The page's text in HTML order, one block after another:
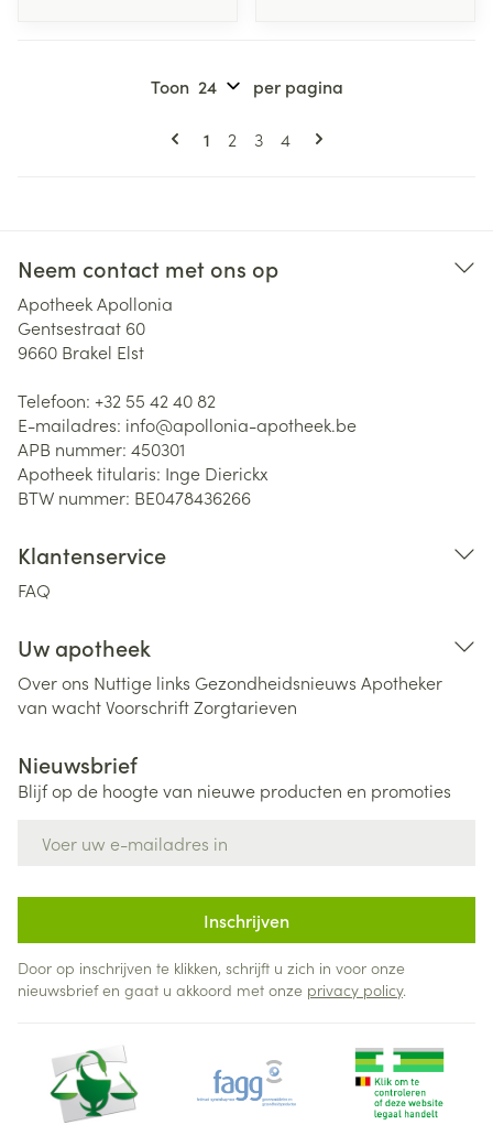
Pagina's
U lees momenteel pagina
1 Pagina
2 Pagina
3 Pagina
4
Toon per pagina
Neem contact met ons op
Apotheek Apollonia
Gentsestraat 60
9660 Brakel Elst
Telefoon: +32 55 42 40 82
E-mailadres: info@apollonia-apotheek.be
APB nummer: 450301
Apotheek titularis: Inge Dierickx
BTW nummer: BE0478436266
Klantenservice
FAQ
Uw apotheek
Over ons Nuttige links Gezondheidsnieuws Apotheker
van wachtVoorschriftZorgtarieven
Nieuwsbrief
Blijf op de hoogte van nieuwe producten en promoties
Inschrijven
Door op inschrijven te klikken, schrijft u zich in voor onze
nieuwsbrief en gaat u akkoord met onze privacy policy.